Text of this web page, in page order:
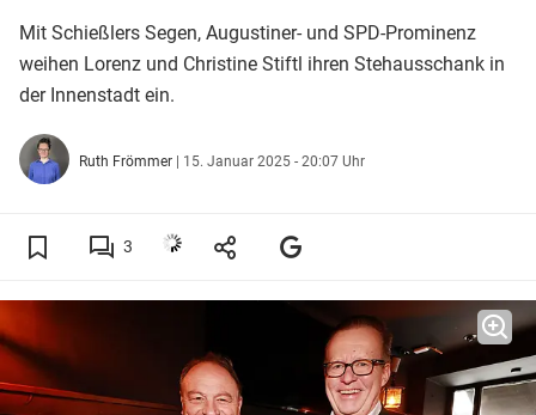
Mit Schießlers Segen, Augustiner- und SPD-Prominenz
weihen Lorenz und Christine Stiftl ihren Stehausschank in
der Innenstadt ein.
Ruth Frömmer | 15. Januar 2025 - 20:07 Uhr
3